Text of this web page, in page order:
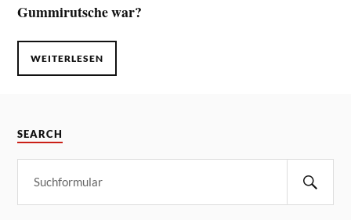
Gummirutsche war?
WEITERLESEN
SEARCH